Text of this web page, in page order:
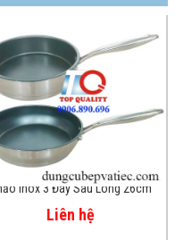
Nồi inox công nghiệp 130 lít
Liên hệ